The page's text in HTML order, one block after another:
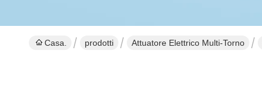
Casa. prodotti Attuatore Elettrico Multi-Torno